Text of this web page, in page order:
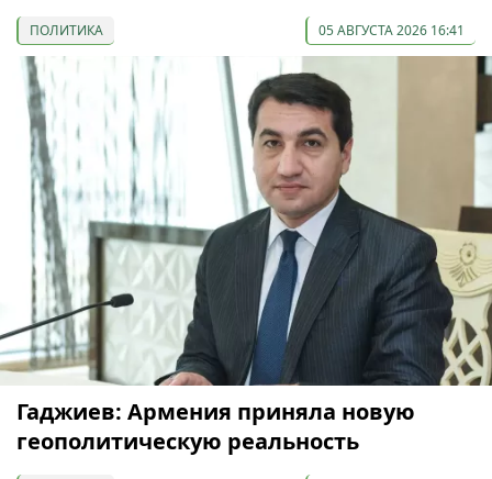
ПОЛИТИКА 05 АВГУСТА 2026 16:41
Гаджиев: Армения приняла новую
геополитическую реальность